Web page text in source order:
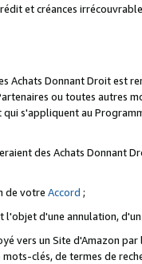
et créances
Achats Donnant Droit est
ou toutes autres
s'appliquent au
des Achats Donnant
de votre Accord ;
d'une annulation,
vers un Site d'Amazon
clés, de termes de